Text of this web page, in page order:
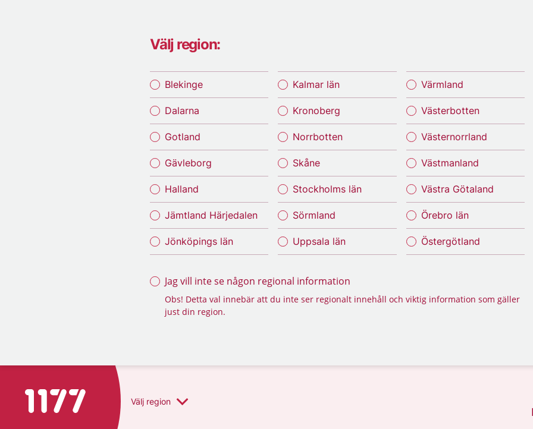
Välj region:
Blekinge
Dalarna
Gotland
Gävleborg
Halland
Jämtland Härjedalen
Jönköpings län
Kalmar län
Kronoberg
Norrbotten
Skåne
Stockholms län
Sörmland
Uppsala län
Värmland
Västerbotten
Västernorrland
Västmanland
Västra Götaland
Örebro län
Östergötland
Jag vill inte se någon regional information
Obs! Detta val innebär att du inte ser regionalt innehåll och viktig information som gäller
just din region.
Till startsidan för 1177 Välj region